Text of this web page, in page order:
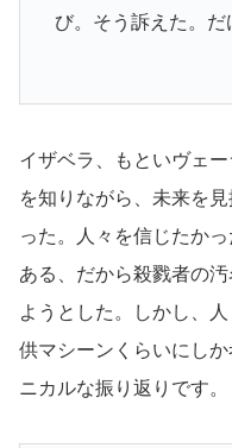
び。そう訴えた。だ
イザベラ、もといヴェ
を知りながら、未来を
った。人々を信じたか
ある、だから殺戮者の
ようとした。しかし、
供マシーンくらいにし
ニカルな振り返りです。